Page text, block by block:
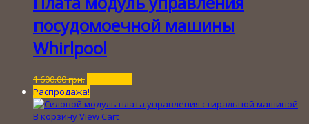
посудомоечной машины
Whirlpool
1 600.00грн.
цена
составляла
1
100.00 грн..
Распродажа!
В корзинуView Cart